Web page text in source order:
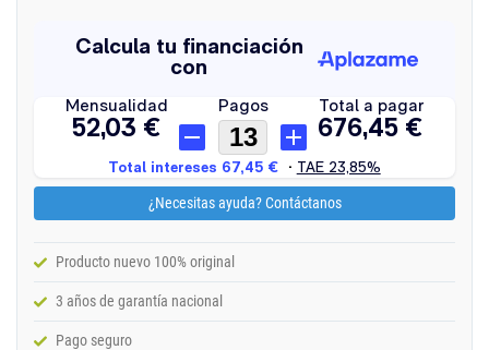
¿Necesitas ayuda? Contáctanos
Producto nuevo 100% original
3 años de garantía nacional
Pago seguro